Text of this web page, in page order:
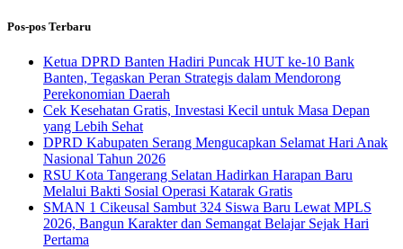
Pos-pos Terbaru
Ketua DPRD Banten Hadiri Puncak HUT ke-10 Bank
Banten, Tegaskan Peran Strategis dalam Mendorong
Perekonomian Daerah
Cek Kesehatan Gratis, Investasi Kecil untuk Masa Depan
yang Lebih Sehat
DPRD Kabupaten Serang Mengucapkan Selamat Hari Anak
Nasional Tahun 2026
RSU Kota Tangerang Selatan Hadirkan Harapan Baru
Melalui Bakti Sosial Operasi Katarak Gratis
SMAN 1 Cikeusal Sambut 324 Siswa Baru Lewat MPLS
2026, Bangun Karakter dan Semangat Belajar Sejak Hari
Pertama